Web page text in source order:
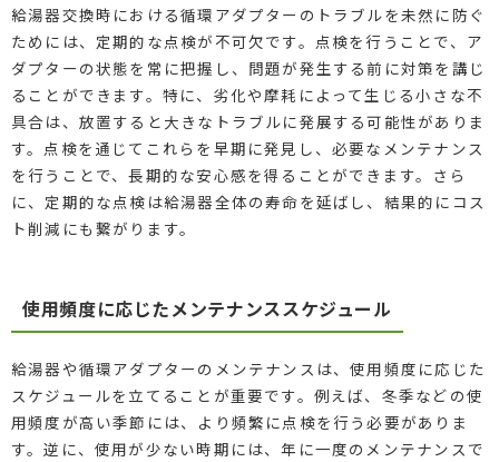
給湯器交換時における循環アダプターのトラブルを未然に防ぐ
ためには、定期的な点検が不可欠です。点検を行うことで、ア
ダプターの状態を常に把握し、問題が発生する前に対策を講じ
ることができます。特に、劣化や摩耗によって生じる小さな不
具合は、放置すると大きなトラブルに発展する可能性がありま
す。点検を通じてこれらを早期に発見し、必要なメンテナンス
を行うことで、長期的な安心感を得ることができます。さら
に、定期的な点検は給湯器全体の寿命を延ばし、結果的にコス
ト削減にも繋がります。
使用頻度に応じたメンテナンススケジュール
給湯器や循環アダプターのメンテナンスは、使用頻度に応じた
スケジュールを立てることが重要です。例えば、冬季などの使
用頻度が高い季節には、より頻繁に点検を行う必要がありま
す。逆に、使用が少ない時期には、年に一度のメンテナンスで